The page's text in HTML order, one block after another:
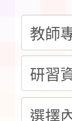
錦
域)
計
會
函
童